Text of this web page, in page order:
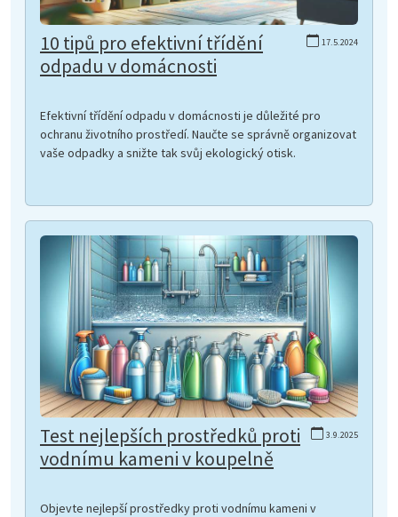
17.5.2024
10 tipů pro efektivní třídění
odpadu v domácnosti
Efektivní třídění odpadu v domácnosti je důležité pro
ochranu životního prostředí. Naučte se správně organizovat
vaše odpadky a snižte tak svůj ekologický otisk.
3.9.2025
Test nejlepších prostředků proti
vodnímu kameni v koupelně
Objevte nejlepší prostředky proti vodnímu kameni v